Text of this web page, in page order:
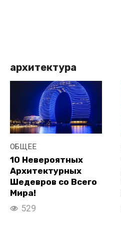
архитектура
ОБЩЕЕ
10 Невероятных
Архитектурных
Шедевров со Всего
Мира!
529